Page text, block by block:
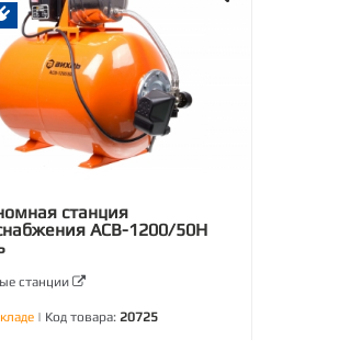
станция
АСВ-1200/50Н
станции
| Код товара: 20725